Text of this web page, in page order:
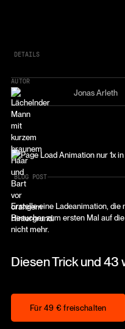
DETAILS
AUTOR
Jonas Arleth
BLOG POST
Erstelle eine Ladeanimation, die
Besucher zum ersten Mal auf
nicht mehr.
Diesen Trick und
Für 49 € freischalten
Für 49 € freischalten